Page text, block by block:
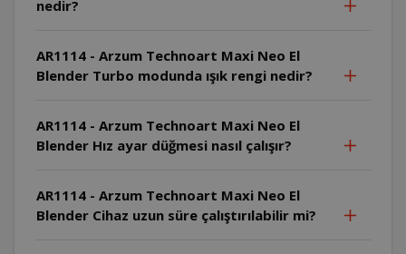
nedir?
AR1114 - Arzum Technoart Maxi Neo El
Blender Turbo modunda ışık rengi nedir?
AR1114 - Arzum Technoart Maxi Neo El
Blender Hız ayar düğmesi nasıl çalışır?
AR1114 - Arzum Technoart Maxi Neo El
Blender Cihaz uzun süre çalıştırılabilir mi?